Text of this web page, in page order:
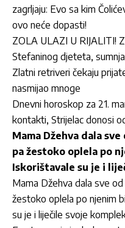
zagrljaju: Evo sa kim
ovo neće dopasti!
ZOLA ULAZI U RIJALITI!
Stefaninog djeteta,
Zlatni retriveri čekaju
nasmijao mnoge
Dnevni horoskop za 21.
kontakti, Strijelac donosi
Mama Džehva dala
pa žestoko oplela po
Iskorištavale su je i
Mama Džehva dala sve
žestoko oplela po njenim
su je i liječile svoje